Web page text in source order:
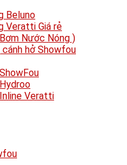
Beluno
Veratti Giá rẻ
Nước Nóng )
hở Showfou
Veratti